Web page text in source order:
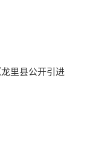
里县公开引进